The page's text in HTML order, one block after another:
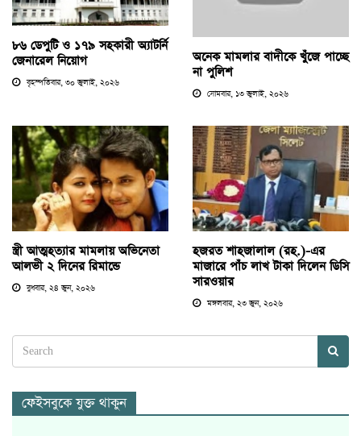
৮৬ ডেপুটি ও ১৭৯ সহকারী অ্যাটর্নি
জেনারেল নিয়োগ
বৃহস্পতিবার, ৩০ জুলাই, ২০২৬
অনেক মামলার বাদীকে খুঁজে পাচ্ছে
না পুলিশ
সোমবার, ১৩ জুলাই, ২০২৬
স্ত্রী আত্মহত্যার মামলায় অভিনেতা
আলভী ২ দিনের রিমান্ডে
বুধবার, ২৪ জুন, ২০২৬
হজরত শাহজালাল (রহ.)-এর
মাজারে পাঁচ লাখ টাকা দিলেন ডিসি
সারওয়ার
মঙ্গলবার, ২৩ জুন, ২০২৬
ফেইসবুকে যুক্ত থাকুন